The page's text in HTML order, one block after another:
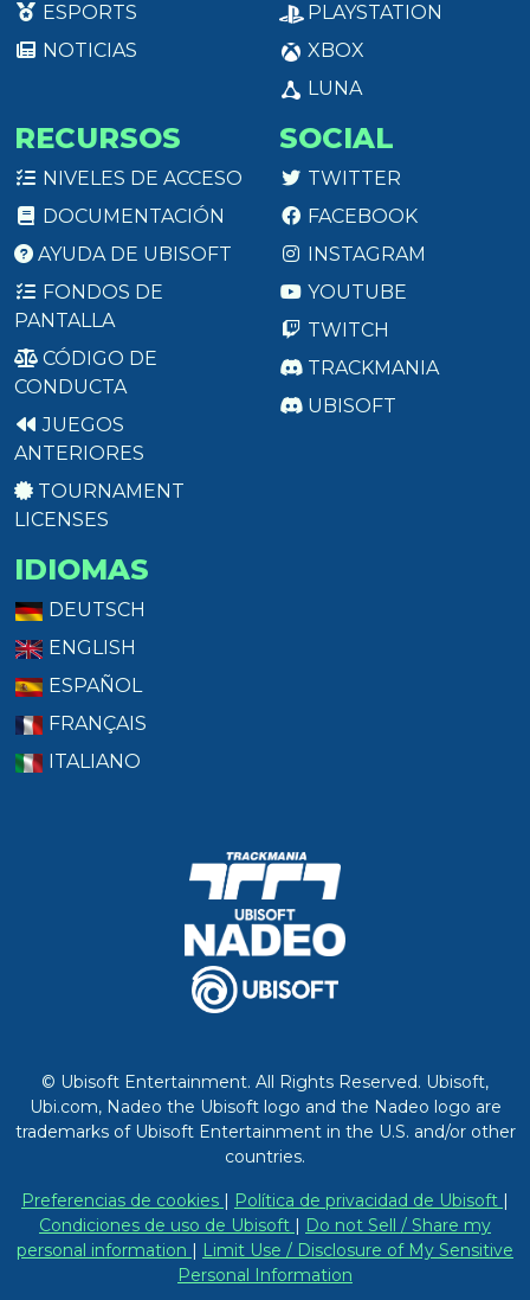
ESPORTS
NOTICIAS
PLAYSTATION
XBOX
LUNA
RECURSOS
NIVELES DE ACCESO
DOCUMENTACIÓN
AYUDA DE UBISOFT
FONDOS DE
PANTALLA
CÓDIGO DE
CONDUCTA
JUEGOS
ANTERIORES
TOURNAMENT
LICENSES
SOCIAL
TWITTER
FACEBOOK
INSTAGRAM
YOUTUBE
TWITCH
TRACKMANIA
UBISOFT
IDIOMAS
DEUTSCH
ENGLISH
ESPAÑOL
FRANÇAIS
ITALIANO
© Ubisoft Entertainment. All Rights Reserved. Ubisoft,
Ubi.com, Nadeo the Ubisoft logo and the Nadeo logo are
trademarks of Ubisoft Entertainment in the U.S. and/or other
countries.
Preferencias de cookies Política de privacidad de Ubisoft
Condiciones de uso de Ubisoft
Do not Sell / Share my
personal information
Limit Use / Disclosure of My Sensitive
Personal Information